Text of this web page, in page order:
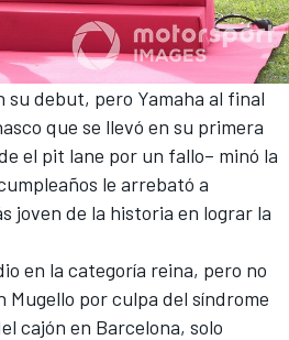
su debut, pero Yamaha al final
que se llevó en su primera
el pit lane por un fallo– minó la
le arrebató a
joven de la historia en lograr la
en la categoría reina, pero no
por culpa del síndrome
cajón en Barcelona, solo